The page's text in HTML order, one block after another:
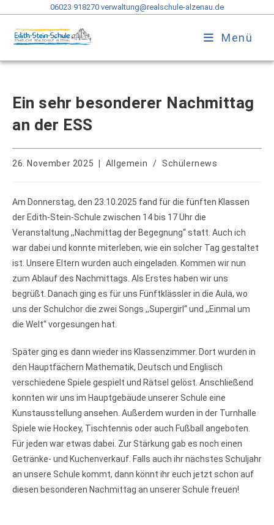
06023 918270 verwaltung@realschule-alzenau.de
Menü
Ein sehr besonderer Nachmittag
an der ESS
26. November 2025 Allgemein / Schülernews
Am Donnerstag, den 23.10.2025 fand für die fünften Klassen
der Edith-Stein-Schule zwischen 14 bis 17 Uhr die
Veranstaltung ,,Nachmittag der Begegnung‘‘ statt. Auch ich
war dabei und konnte miterleben, wie ein solcher Tag gestaltet
ist. Unsere Eltern wurden auch eingeladen. Kommen wir nun
zum Ablauf des Nachmittags. Als Erstes haben wir uns
begrüßt. Danach ging es für uns Fünftklässler in die Aula, wo
uns der Schulchor die zwei Songs ,,Supergirl‘‘ und ,,Einmal um
die Welt‘‘ vorgesungen hat.
Später ging es dann wieder ins Klassenzimmer. Dort wurden in
den Hauptfächern Mathematik, Deutsch und Englisch
verschiedene Spiele gespielt und Rätsel gelöst. Anschließend
konnten wir uns im Hauptgebäude unserer Schule eine
Kunstausstellung ansehen. Außerdem wurden in der Turnhalle
Spiele wie Hockey, Tischtennis oder auch Fußball angeboten.
Für jeden war etwas dabei. Zur Stärkung gab es noch einen
Getränke- und Kuchenverkauf. Falls auch ihr nächstes Schuljahr
an unsere Schule kommt, dann könnt ihr euch jetzt schon auf
diesen besonderen Nachmittag an unserer Schule freuen!